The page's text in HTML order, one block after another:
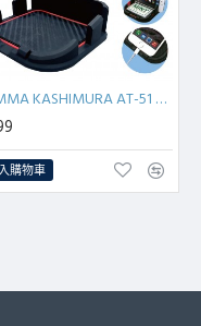
JAMMA KASHIMURA AT-51 車用&家用手機置物盒
購物車